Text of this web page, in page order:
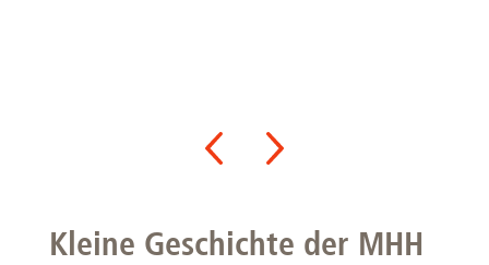
Kleine Geschichte der MHH